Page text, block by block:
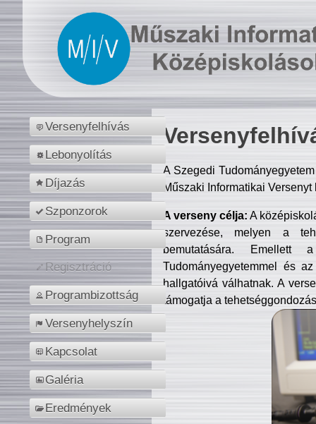
Versenyfelhívás
Lebonyolítás
Díjazás
Szponzorok
Program
Regisztráció
Programbizottság
Versenyhelyszín
Kapcsolat
Galéria
Eredmények
A Szegedi
Műszaki Informatikai
A verseny célja: A
szervezése, melyen a
bemutatására. Emellett
Tudományegyetemmel és
hallgatóivá válhatnak. A
támogatja a